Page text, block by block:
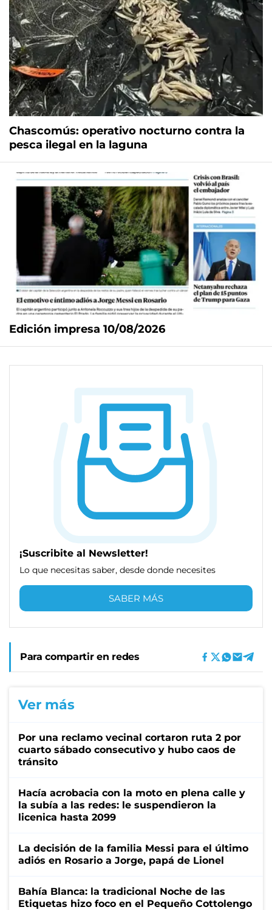
Chascomús: operativo nocturno contra la
pesca ilegal en la laguna
Edición impresa 10/08/2026
¡Suscribite al Newsletter!
Lo que necesitas saber, desde donde necesites
SABER MÁS
Para compartir en redes
Ver más
Por una reclamo vecinal cortaron ruta 2 por
cuarto sábado consecutivo y hubo caos de
tránsito
Hacía acrobacia con la moto en plena calle y
la subía a las redes: le suspendieron la
licenica hasta 2099
La decisión de la familia Messi para el último
adiós en Rosario a Jorge, papá de Lionel
Bahía Blanca: la tradicional Noche de las
Etiquetas hizo foco en el Pequeño Cottolengo